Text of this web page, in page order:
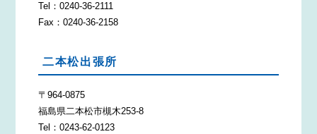
Tel：0240-36-2111
Fax：0240-36-2158
二本松出張所
〒964-0875
福島県二本松市槻木253-8
Tel：0243-62-0123